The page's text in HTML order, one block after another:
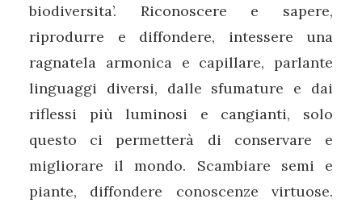
biodiversita’. Riconoscere e sapere,
riprodurre e diffondere, intessere una
ragnatela armonica e capillare, parlante
linguaggi diversi, dalle sfumature e dai
riflessi più luminosi e cangianti, solo
questo ci permetterà di conservare e
migliorare il mondo. Scambiare semi e
piante, diffondere conoscenze virtuose.